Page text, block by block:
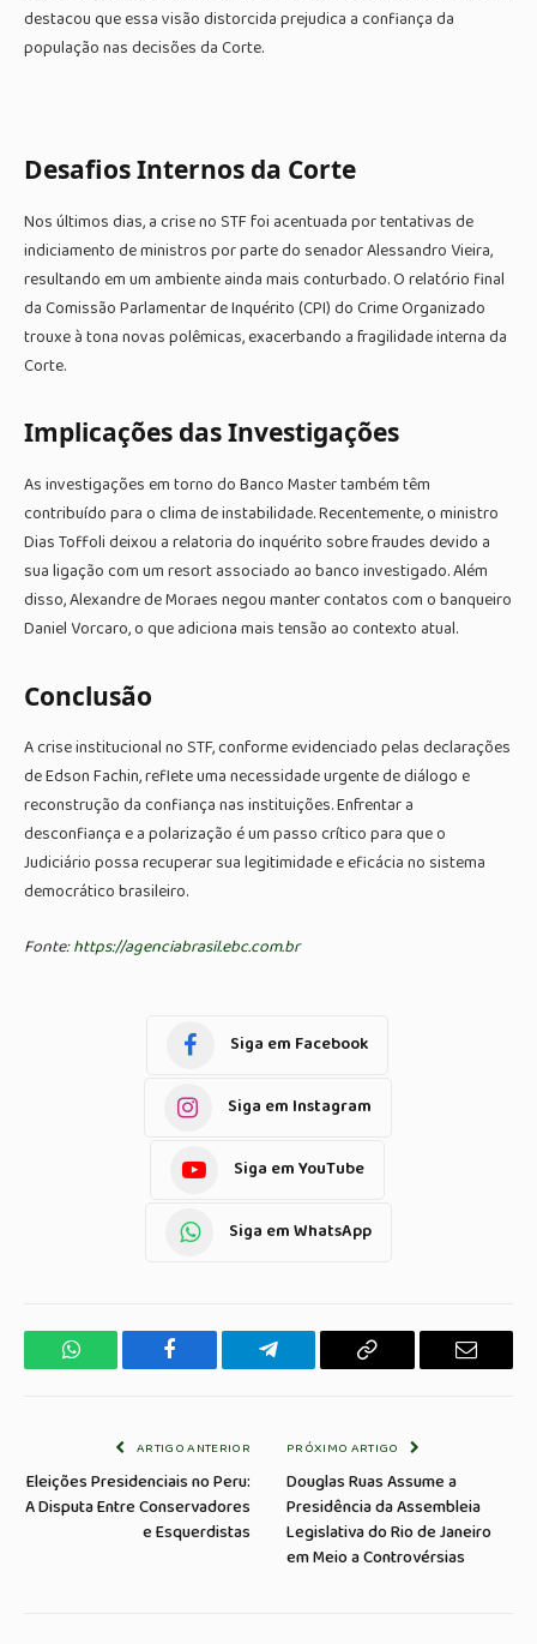
destacou que essa visão distorcida prejudica a confiança da
população nas decisões da Corte.
Desafios Internos da Corte
Nos últimos dias, a crise no STF foi acentuada por tentativas de
indiciamento de ministros por parte do senador Alessandro Vieira,
resultando em um ambiente ainda mais conturbado. O relatório final
da Comissão Parlamentar de Inquérito (CPI) do Crime Organizado
trouxe à tona novas polêmicas, exacerbando a fragilidade interna da
Corte.
Implicações das Investigações
As investigações em torno do Banco Master também têm
contribuído para o clima de instabilidade. Recentemente, o ministro
Dias Toffoli deixou a relatoria do inquérito sobre fraudes devido a
sua ligação com um resort associado ao banco investigado. Além
disso, Alexandre de Moraes negou manter contatos com o banqueiro
Daniel Vorcaro, o que adiciona mais tensão ao contexto atual.
Conclusão
A crise institucional no STF, conforme evidenciado pelas declarações
de Edson Fachin, reflete uma necessidade urgente de diálogo e
reconstrução da confiança nas instituições. Enfrentar a
desconfiança e a polarização é um passo crítico para que o
Judiciário possa recuperar sua legitimidade e eficácia no sistema
democrático brasileiro.
Fonte:https://agenciabrasil.ebc.com.br
Siga em Facebook
Siga em Instagram
Siga em YouTube
Siga em WhatsApp
WhatsApp Facebook Telegrama Copiar
E-
ARTIGO ANTERIOR
Eleições Presidenciais no Peru:
A Disputa Entre Conservadores
e Esquerdistas
PRÓXIMO ARTIGO
Douglas Ruas Assume a
Presidência da Assembleia
Legislativa do Rio de Janeiro
em Meio a Controvérsias